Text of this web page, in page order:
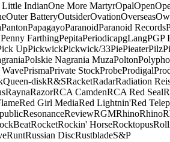
Little IndianOne More MartyrOpalOpen
Outer BatteryOutsiderOvationOverseas
PantonPapagayoParanoidParanoid Records
Penny FarthingPepitaPeriodicapgLangPGP
UpPickwickPickwick/33PiePieaterPilz
Polskie Nagrania MuzaPolton
PrismaPrivate StockProbeProdigal
Queen-diskR&SRacketRadarRadiation
RaynaRazorRCA CamdenRCA Red Seal
Red Girl MediaRed Lightnin'Red
ResonanceReviewRGMRhinoRhino
RocketRockin' HorseRocktopus
RuntRussian DiscRustbladeS&P